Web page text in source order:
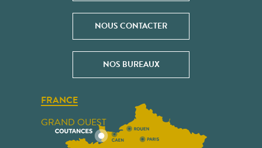
NOUS CONTACTER
NOS BUREAUX
FRANCE
GRAND OUEST